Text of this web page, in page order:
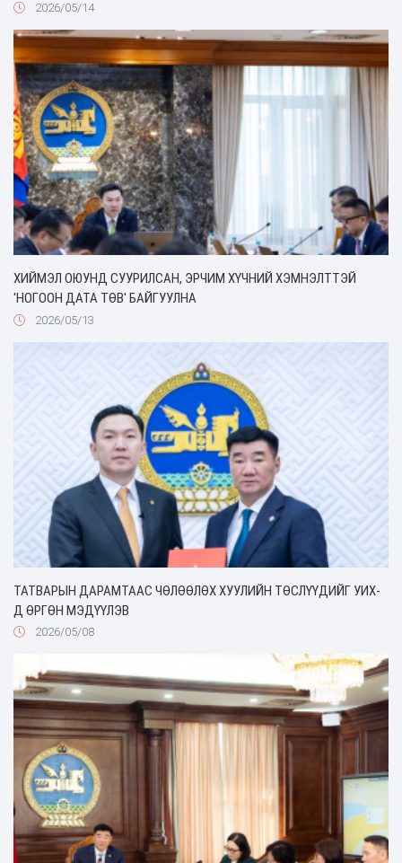
2026/05/14
ХИЙМЭЛ ОЮУНД СУУРИЛСАН, ЭРЧИМ ХҮЧНИЙ ХЭМНЭЛТТЭЙ
'НОГООН ДАТА ТӨВ' БАЙГУУЛНА
2026/05/13
ТАТВАРЫН ДАРАМТААС ЧӨЛӨӨЛӨХ ХУУЛИЙН ТӨСЛҮҮДИЙГ УИХ-
Д ӨРГӨН МЭДҮҮЛЭВ
2026/05/08